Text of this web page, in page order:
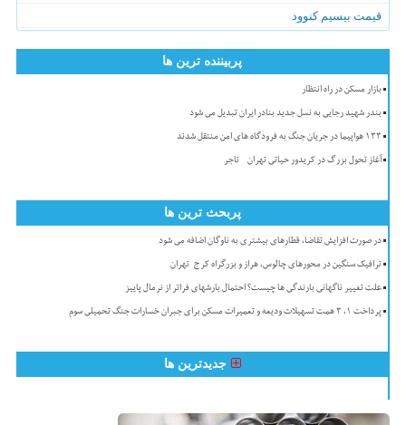
قیمت بیسیم کنوود
پربیننده ترین ها
بازار مسکن در راه انتظار
بندر شهید رجایی به نسل جدید بنادر ایران تبدیل می شود
۱۳۳ هواپیما در جریان جنگ به فرودگاه های امن منتقل شدند
آغاز تحول بزرگ در کریدور حیاتی تهران - تاجر
پربحث ترین ها
در صورت افزایش تقاضا، قطارهای بیشتری به ناوگان اضافه می شود
ترافیک سنگین در محورهای چالوس، هراز و بزرگراه کرج-تهران
علت تغییر ناگهانی بارندگی ها چیست؟ احتمال بارشهای فراتر از نرمال پاییز
پرداخت ۱، ۳ همت تسهیلات ودیعه و تعمیرات مسکن برای جبران خسارات جنگ تحمیلی سوم
جدیدترین ها